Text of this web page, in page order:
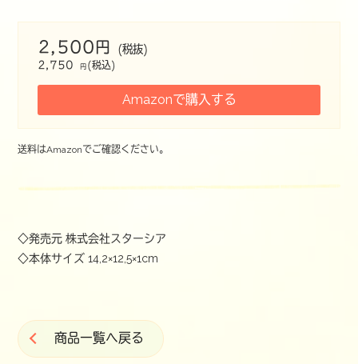
2,500円 (税抜)
2,750 円(税込)
Amazonで購入する
送料はAmazonでご確認ください。
◇発売元 株式会社スターシア
◇本体サイズ 14,2×12,5×1cm
商品一覧へ戻る